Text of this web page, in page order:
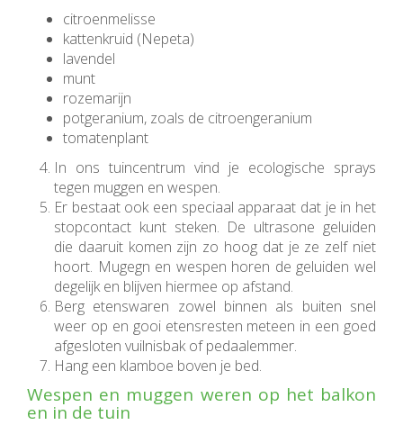
citroenmelisse
kattenkruid (Nepeta)
lavendel
munt
rozemarijn
potgeranium, zoals de citroengeranium
tomatenplant
In ons tuincentrum vind je ecologische sprays
tegen muggen en wespen.
Er bestaat ook een speciaal apparaat dat je in het
stopcontact kunt steken. De ultrasone geluiden
die daaruit komen zijn zo hoog dat je ze zelf niet
hoort. Mugegn en wespen horen de geluiden wel
degelijk en blijven hiermee op afstand.
Berg etenswaren zowel binnen als buiten snel
weer op en gooi etensresten meteen in een goed
afgesloten vuilnisbak of pedaalemmer.
Hang een klamboe boven je bed.
Wespen en muggen weren op het balkon
en in de tuin